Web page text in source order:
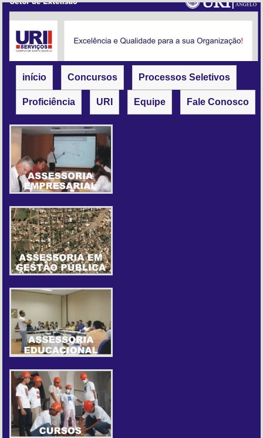
início Concursos Processos Seletivos
Proficiência URI Equipe Fale Conosco